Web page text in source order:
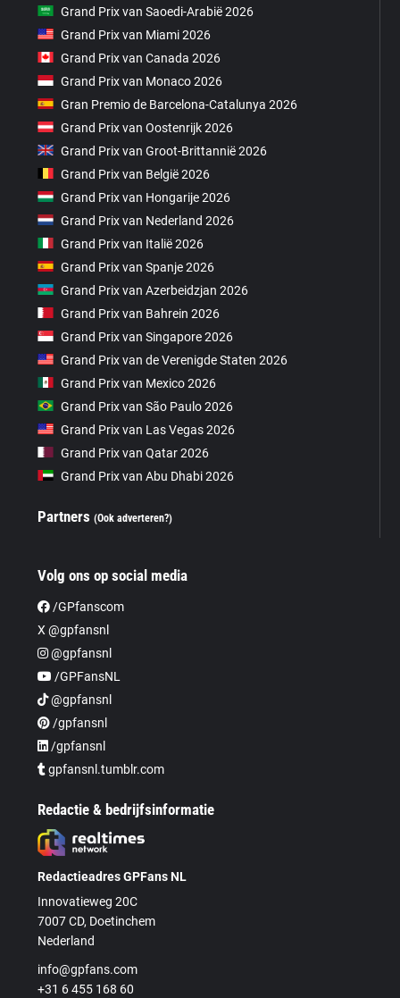
Grand Prix van Saoedi-Arabië 2026
Grand Prix van Miami 2026
Grand Prix van Canada 2026
Grand Prix van Monaco 2026
Gran Premio de Barcelona-Catalunya 2026
Grand Prix van Oostenrijk 2026
Grand Prix van Groot-Brittannië 2026
Grand Prix van België 2026
Grand Prix van Hongarije 2026
Grand Prix van Nederland 2026
Grand Prix van Italië 2026
Grand Prix van Spanje 2026
Grand Prix van Azerbeidzjan 2026
Grand Prix van Bahrein 2026
Grand Prix van Singapore 2026
Grand Prix van de Verenigde Staten 2026
Grand Prix van Mexico 2026
Grand Prix van São Paulo 2026
Grand Prix van Las Vegas 2026
Grand Prix van Qatar 2026
Grand Prix van Abu Dhabi 2026
Partners(Ook adverteren?)
Volg ons op social media
/GPfanscom
X @gpfansnl
@gpfansnl
/GPFansNL
@gpfansnl
/gpfansnl
/gpfansnl
gpfansnl.tumblr.com
Redactie & bedrijfsinformatie
Redactieadres GPFans NL
Innovatieweg 20C
7007 CD, Doetinchem
Nederland
info@gpfans.com
+31 6 455 168 60